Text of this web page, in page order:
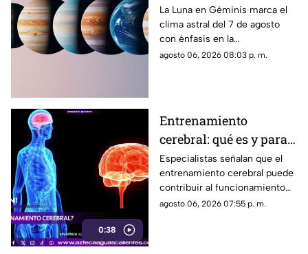
Luna cambia a Géminis
y favorece la
comunicación
La Luna en Géminis marca el
clima astral del 7 de agosto
con énfasis en la
comunicación, las ideas y los
agosto 06, 2026 08:03 p. m.
0:38
Entrenamiento
cerebral: qué es y para
qué sirve
Especialistas señalan que el
entrenamiento cerebral puede
contribuir al funcionamiento
cognitivo cuando se combina
agosto 06, 2026 07:55 p. m.